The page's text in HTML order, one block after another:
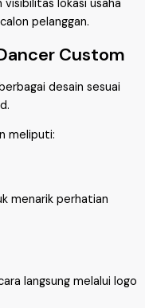
visibilitas lokasi usaha
pelanggan.
Custom
desain sesuai
meliputi:
menarik perhatian
langsung melalui logo